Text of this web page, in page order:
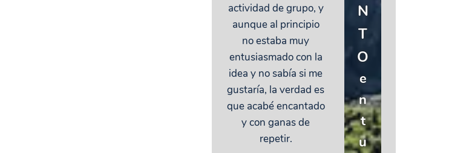
actividad de grupo, y
aunque al principio
no estaba muy
entusiasmado con la
idea y no sabía si me
gustaría, la verdad es
que acabé encantado
y con ganas de
repetir.
N
T
O
e
n
t
u